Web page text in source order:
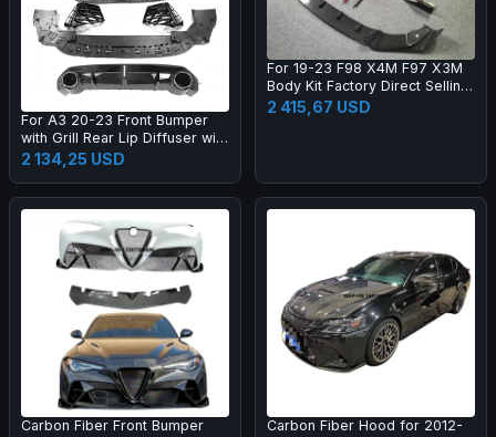
For A3 20-23 Front Bumper
with Grill Rear Lip Diffuser with
Muffler Tip Full RS3 Style
Body Kit
2 134,25 USD
For 19-23 F98 X4M F97 X3M
Body Kit Factory Direct Selling
Carbon Fiber AE Style Front
Bumper Edge Rear Diffuser
2 415,67 USD
Carbon Fiber Front Bumper
Carbon Fiber Hood for 2012-